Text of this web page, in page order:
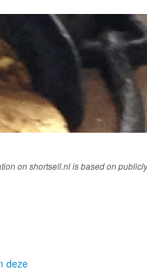
on shortsell.nl is based on
deze